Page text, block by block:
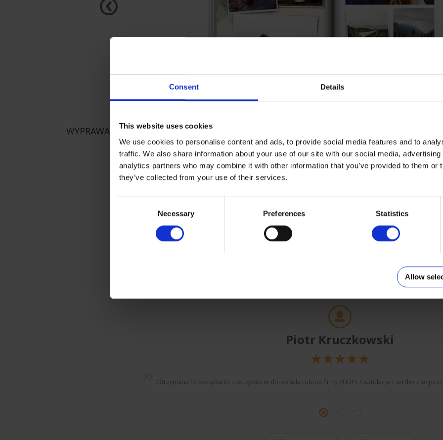
Consent Details
This website uses cookies
We use cookies to personalise content and ads, to provide social media features and to
traffic. We also share information about your use of our site with our social media, advertising
analytics partners who may combine it with other information that you’ve provided to them or
they’ve collected from your use of their services.
Necessary Preferences Statistics
Allow
WYPRAWA
Domyślna ilość stron: 28
Kolejne strony dodasz w edytorze w trakcie
projektowania.
Cennik
Piotr Kruczkowski
Otrzymana fotoksiążka to rzeczywiście doskonała robota firmy YUUPI. Gratulacje i serdeczne